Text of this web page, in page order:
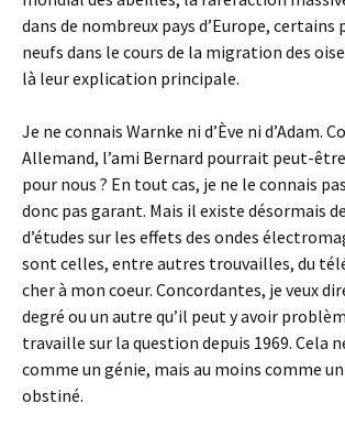
dans de nombreux pays d’Europe, certains
neufs dans le cours de la migration des
là leur explication principale.
Je ne connais Warnke ni d’Ève ni d’Adam.
Allemand, l’ami Bernard pourrait peut-
pour nous ? En tout cas, je ne le connais
donc pas garant. Mais il existe désormais
d’études sur les effets des ondes
sont celles, entre autres trouvailles, du
cher à mon coeur. Concordantes, je veux
degré ou un autre qu’il peut y avoir
travaille sur la question depuis 1969. Cela
comme un génie, mais au moins comme
obstiné.